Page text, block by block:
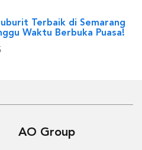
Terbaik di Semarang
Waktu Berbuka Puasa!
AO Group